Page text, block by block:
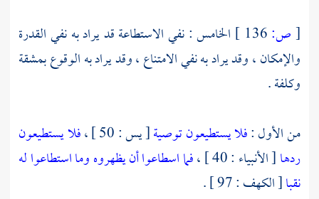
[ص:
الخامس : نفي الاستطاعة قد يراد به نفي القدرة
والإمكان ، وقد يراد به نفي الامتناع ، وقد يراد به الوقوع بمشقة
وكلفة .
من الأول :فلا يستطيعون توصية[ يس : 50 ] ،
فلا يستطيعون
ردها[ الأنبياء : 40 ] ،
فما اسطاعوا أن يظهروه وما استطاعوا له
نقبا[ الكهف : 97 ] .